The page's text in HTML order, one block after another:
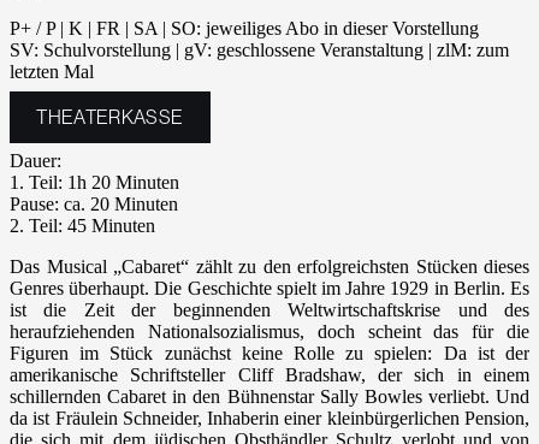
P+ / P | K | FR | SA | SO: jeweiliges Abo in dieser Vorstellung
SV: Schulvorstellung | gV: geschlossene Veranstaltung | zlM: zum
letzten Mal
THEATERKASSE
Dauer:
1. Teil: 1h 20 Minuten
Pause: ca. 20 Minuten
2. Teil: 45 Minuten
Das Musical „Cabaret“ zählt zu den erfolgreichsten Stücken dieses
Genres überhaupt. Die Geschichte spielt im Jahre 1929 in Berlin. Es
ist die Zeit der beginnenden Weltwirtschaftskrise und des
heraufziehenden Nationalsozialismus, doch scheint das für die
Figuren im Stück zunächst keine Rolle zu spielen: Da ist der
amerikanische Schriftsteller Cliff Bradshaw, der sich in einem
schillernden Cabaret in den Bühnenstar Sally Bowles verliebt. Und
da ist Fräulein Schneider, Inhaberin einer kleinbürgerlichen Pension,